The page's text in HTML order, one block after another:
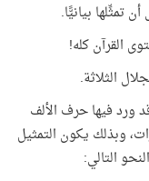
تمثِّلها بيانيًّا.
القرآن كله!
الثلاثة.
ورد فيها حرف الألف
وحرف اللَّام 22 مرّة، وحرف الهاء 5 مرّات، وبذلك يكون التمثيل
التالي: